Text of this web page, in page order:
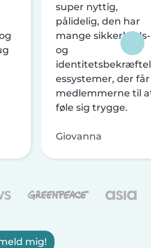
super nyttig,
pålidelig, den har
mange sikkerheds-
og
essystemer, der får
medlemmerne til
føle sig trygge.
Giovanna
mig!